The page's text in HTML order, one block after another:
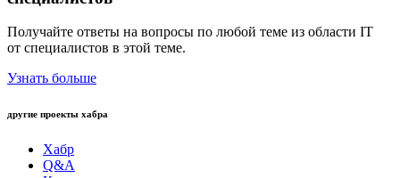
Получайте ответы на вопросы по любой теме из области IT
от специалистов в этой теме.
Узнать больше
другие проекты хабра
Хабр
Q&A